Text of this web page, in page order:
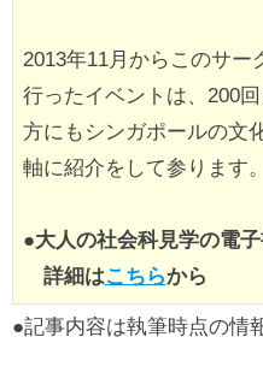
2013年11月からこのサー
行ったイベントは、200
方にもシンガポールの文
軸に紹介をして参ります。
●大人の社会科見学の電子
詳細はこちらから
●記事内容は執筆時点の情